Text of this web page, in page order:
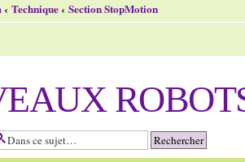
‹ Technique‹ Section StopMotion